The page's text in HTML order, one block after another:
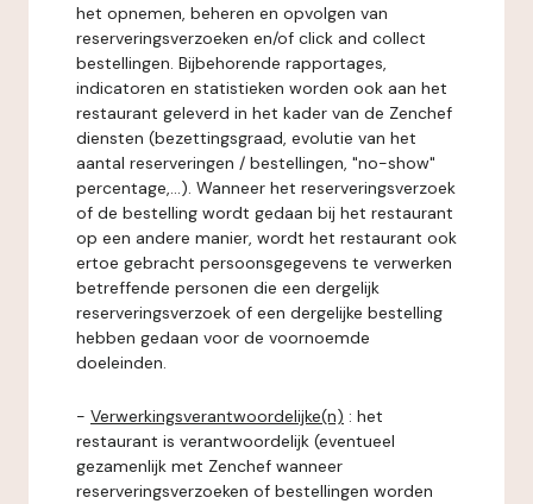
het opnemen, beheren en opvolgen van
reserveringsverzoeken en/of click and collect
bestellingen. Bijbehorende rapportages,
indicatoren en statistieken worden ook aan het
restaurant geleverd in het kader van de Zenchef
diensten (bezettingsgraad, evolutie van het
aantal reserveringen / bestellingen, "no-show"
percentage,...). Wanneer het reserveringsverzoek
of de bestelling wordt gedaan bij het restaurant
op een andere manier, wordt het restaurant ook
ertoe gebracht persoonsgegevens te verwerken
betreffende personen die een dergelijk
reserveringsverzoek of een dergelijke bestelling
hebben gedaan voor de voornoemde
doeleinden.
- Verwerkingsverantwoordelijke(n) : het
restaurant is verantwoordelijk (eventueel
gezamenlijk met Zenchef wanneer
reserveringsverzoeken of bestellingen worden